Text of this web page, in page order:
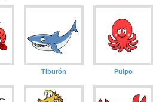
Tiburón Pulpo